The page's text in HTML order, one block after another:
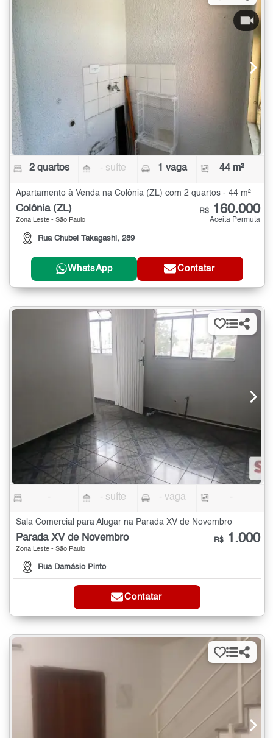
2 quartos - suíte 1 vaga 44 m²
Apartamento à Venda na Colônia (ZL) com 2 quartos - 44 m²
Colônia (ZL)
Zona Leste - São Paulo
Rua Chubei Takagashi, 289
R$ 160.000
Aceita Permuta
WhatsApp Contatar
- - suíte - vaga -
Sala Comercial para Alugar na Parada XV de Novembro
Parada XV de Novembro
Zona Leste - São Paulo
Rua Damásio Pinto
R$ 1.000
Contatar